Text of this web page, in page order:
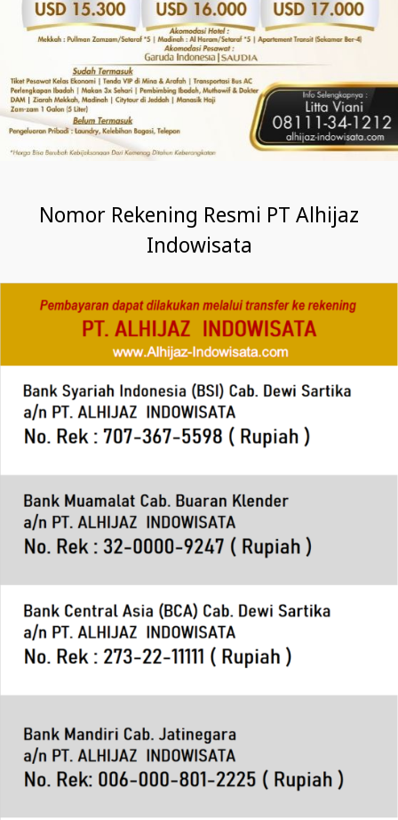
Nomor Rekening Resmi PT Alhijaz
Indowisata